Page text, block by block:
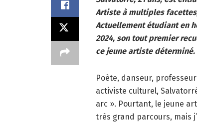
Artiste à multiples
Actuellement étudiant en
2024, son tout premier
ce jeune artiste déterminé.
Poète, danseur,
activiste culturel,
arc ». Pourtant, le jeune
très grand parcours, mais